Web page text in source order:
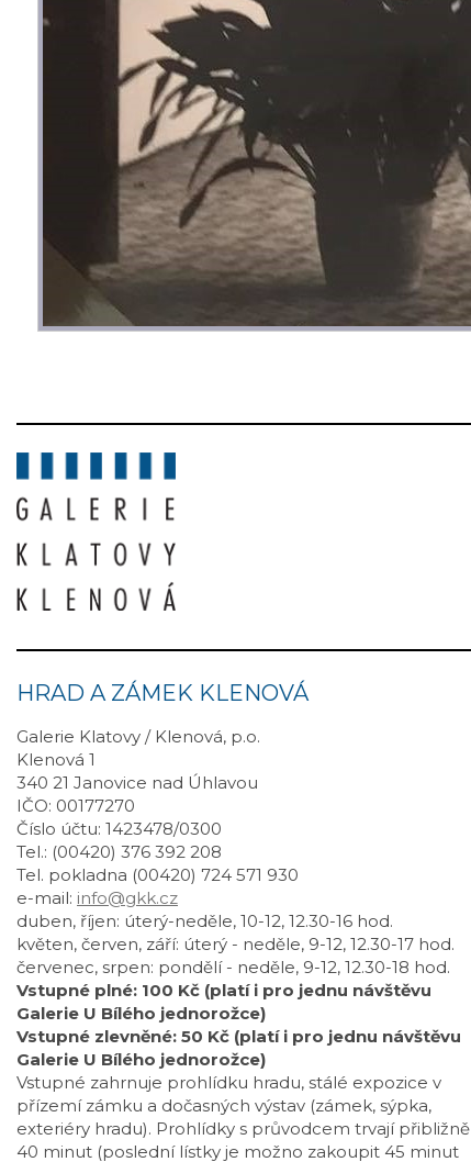
HRAD A ZÁMEK KLENOVÁ
Galerie Klatovy / Klenová, p.o.
Klenová 1
340 21 Janovice nad Úhlavou
IČO: 00177270
Číslo účtu: 1423478/0300
Tel.: (00420) 376 392 208
Tel. pokladna (00420) 724 571 930
e-mail: info@gkk.cz
duben, říjen: úterý-neděle, 10-12, 12.30-16 hod.
květen, červen, září: úterý - neděle, 9-12, 12.30-17 hod.
červenec, srpen: pondělí - neděle, 9-12, 12.30-18 hod.
Vstupné plné: 100 Kč (platí i pro jednu návštěvu
Galerie U Bílého jednorožce)
Vstupné zlevněné: 50 Kč (platí i pro jednu návštěvu
Galerie U Bílého jednorožce)
Vstupné zahrnuje prohlídku hradu, stálé expozice v
přízemí zámku a dočasných výstav (zámek, sýpka,
exteriéry hradu). Prohlídky s průvodcem trvají přibližně
40 minut (poslední lístky je možno zakoupit 45 minut